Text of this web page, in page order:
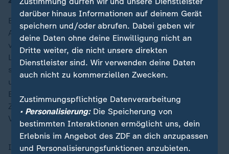
Bürgermeisterin Lu Shiow-yen sagte, dass mehrere
Arbeiter, Angestellte und Kunden zur Behandlung in
verschiedene Krankenhäuser gebracht worden seien.
Lu zufolge trafen herabfallende Teile eine
siebenköpfige Familie, die in der Nähe des Kaufhauses
unterwegs war. Die Großeltern seien dabei gestorben.
Ein zweijähriges Mädchen befinde sich in kritischem
Zustand. Der Rest der Familie habe leichte
Verletzungen erlitten.
Im Fernsehen sagte eine Augenzeugin, während des
darüber hinaus Informationen auf deinem Gerät
speichern und/oder abrufen. Dabei geben wir
deine Daten ohne deine Einwilligung nicht an
Dritte weiter, die nicht unsere direkten
Dienstleister sind. Wir verwenden deine Daten
auch nicht zu kommerziellen Zwecken.
Zustimmungspflichtige Datenverarbeitung
• Personalisierung:Die Speicherung von
bestimmten Interaktionen ermöglicht uns, dein
Erlebnis im Angebot des ZDF an dich anzupassen
und Personalisierungsfunktionen anzubieten.